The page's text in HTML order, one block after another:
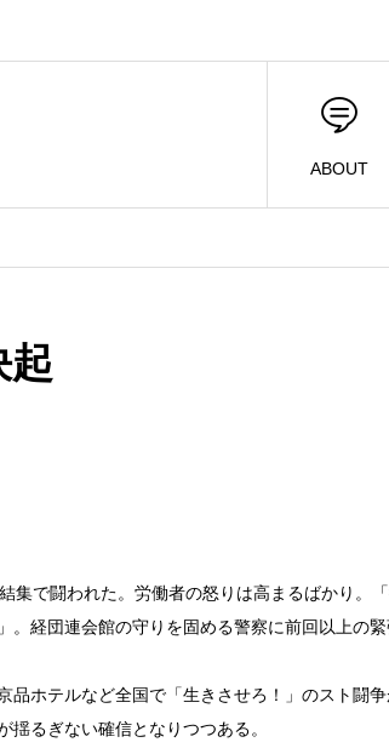
ABOUT
で闘われた。労働者の怒りは高まるばかり。
。経団連会館の守りを固める警察に前回以上の
ホテルなど全国で「生きさせろ！」のスト闘
るぎない確信となりつつある。